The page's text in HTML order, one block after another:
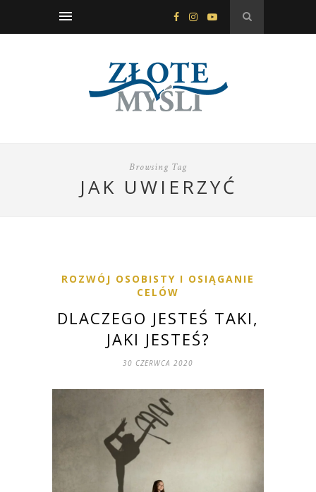
Browsing Tag
JAK UWIERZYĆ
ROZWÓJ OSOBISTY I OSIĄGANIE
CELÓW
DLACZEGO JESTEŚ TAKI,
JAKI JESTEŚ?
30 CZERWCA 2020